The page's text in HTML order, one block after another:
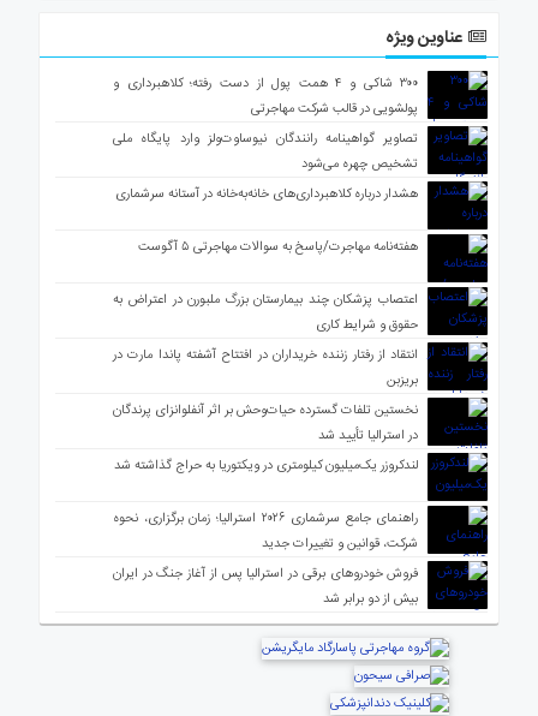
عناوین ویژه
۳۰۰ شاکی و ۴ همت پول از دست رفته؛ کلاهبرداری و
پولشویی در قالب شرکت مهاجرتی
تصاویر گواهینامه رانندگان نیوساوت‌ولز وارد پایگاه ملی
تشخیص چهره می‌شود
هشدار درباره کلاهبرداری‌های خانه‌به‌خانه در آستانه سرشماری
هفته‌نامه مهاجرت/پاسخ به سوالات مهاجرتی ۵ آگوست
اعتصاب پزشکان چند بیمارستان بزرگ ملبورن در اعتراض به
حقوق و شرایط کاری
انتقاد از رفتار زننده خریداران در افتتاح آشفته پاندا مارت در
بریزبن
نخستین تلفات گسترده حیات‌وحش بر اثر آنفلوانزای پرندگان
در استرالیا تأیید شد
لندکروزر یک‌میلیون کیلومتری در ویکتوریا به حراج گذاشته شد
راهنمای جامع سرشماری ۲۰۲۶ استرالیا؛ زمان برگزاری، نحوه
شرکت، قوانین و تغییرات جدید
فروش خودروهای برقی در استرالیا پس از آغاز جنگ در ایران
بیش از دو برابر شد